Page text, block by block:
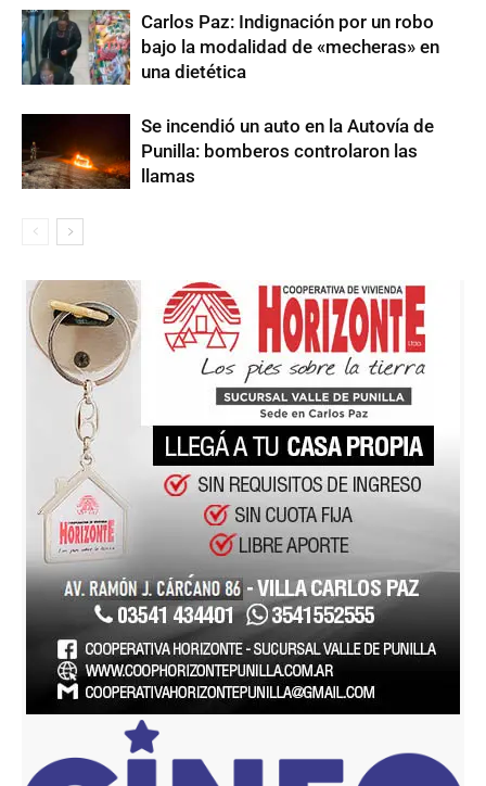
Carlos Paz: Indignación por un robo
bajo la modalidad de «mecheras» en
una dietética
Se incendió un auto en la Autovía de
Punilla: bomberos controlaron las
llamas